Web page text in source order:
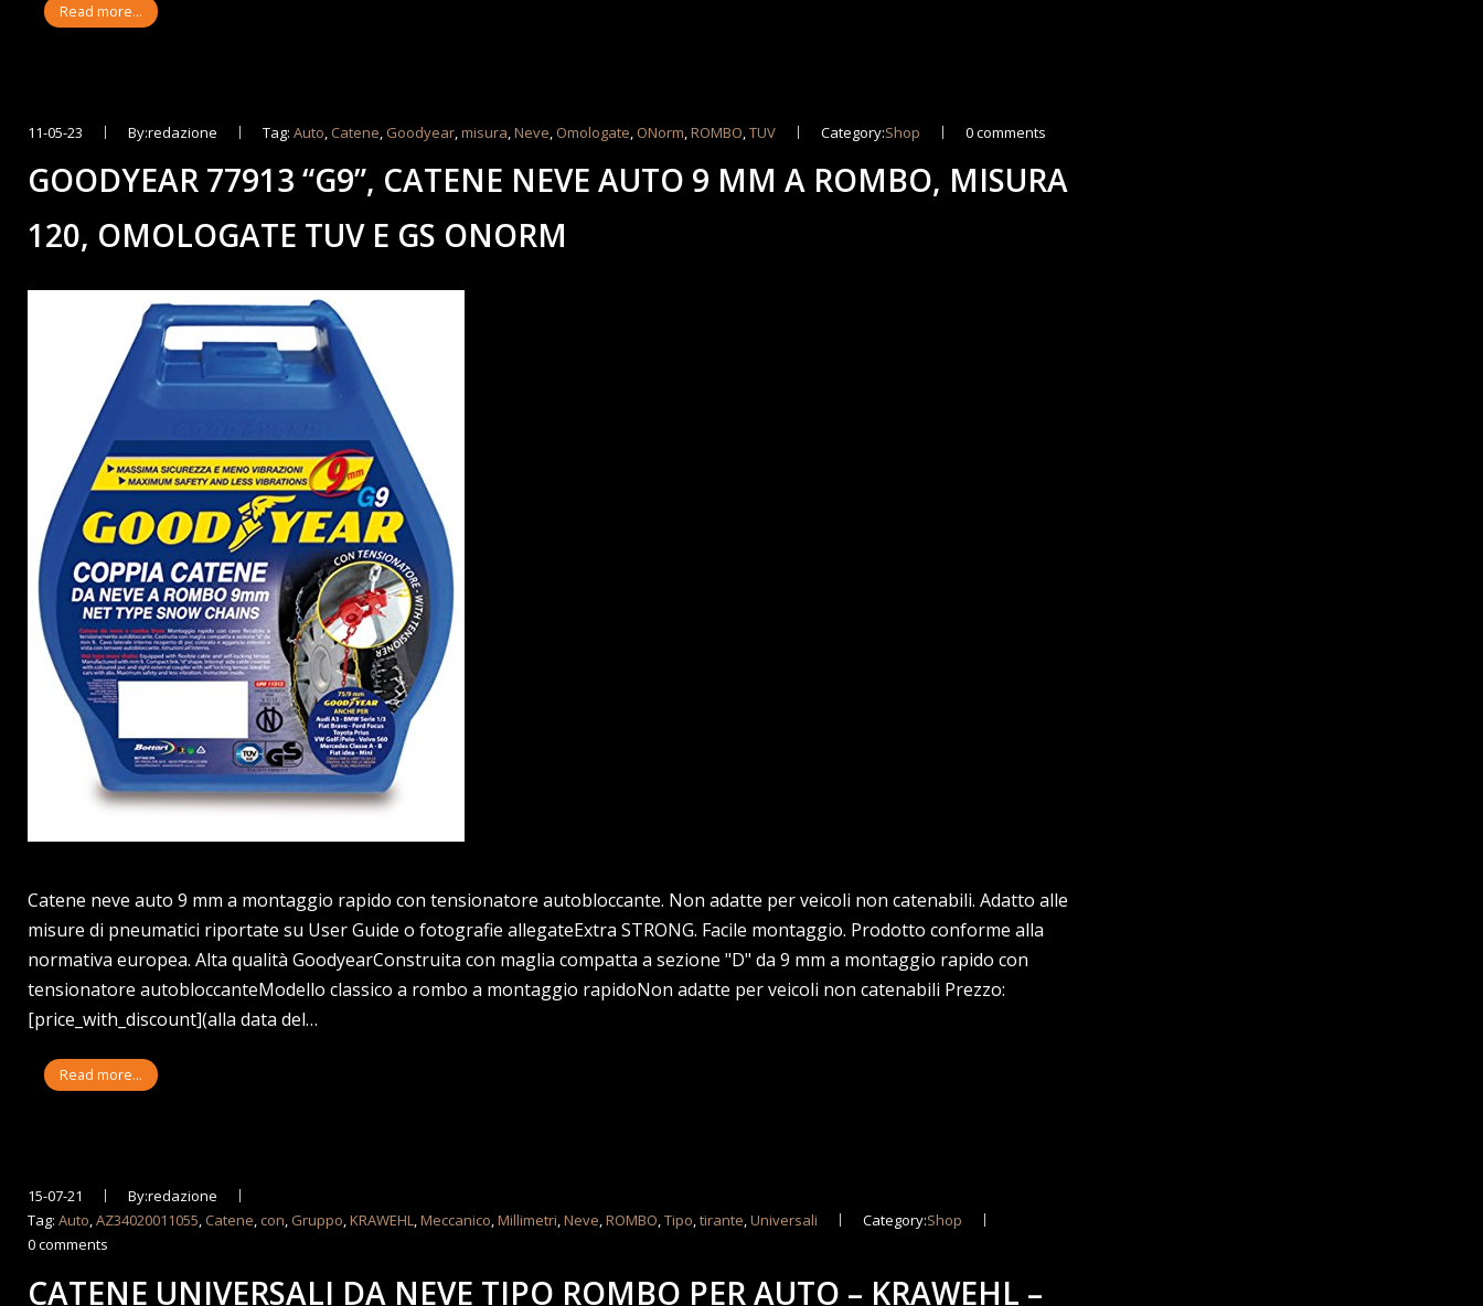
Read more...
11-05-23 By:redazione Tag:Auto Catene Goodyear ,misura ,Neve Omologate ONorm ,ROMBO ,TUV Category:Shop 0 comments
GOODYEAR 77913 “G9”, CATENE NEVE AUTO 9 MM A ROMBO, MISURA
120, OMOLOGATE TUV E GS ONORM
Catene neve auto 9 mm a montaggio rapido con tensionatore autobloccante. Non adatte per veicoli non catenabili. Adatto alle
misure di pneumatici riportate su User Guide o fotografie allegateExtra STRONG. Facile montaggio. Prodotto conforme alla
normativa europea. Alta qualità GoodyearConstruita con maglia compatta a sezione "D" da 9 mm a montaggio rapido con
tensionatore autobloccanteModello classico a rombo a montaggio rapidoNon adatte per veicoli non catenabili Prezzo:
[price_with_discount](alla data del…
Read more...
15-07-21
By:redazione
Tag:Auto,AZ34020011055, Catene, con, Gruppo,KRAWEHL,Meccanico,Millimetri,Neve,ROMBO,Tipo,tirante,Universali Category:Shop
0 comments
CATENE UNIVERSALI DA NEVE TIPO ROMBO PER AUTO – KRAWEHL –